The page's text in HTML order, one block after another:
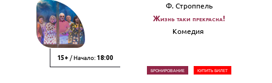
15+ / Начало: 18:00
Ф. Строппель
Жизнь таки прекрасна!
Комедия
БРОНИРОВАНИЕ КУПИТЬ БИЛЕТ